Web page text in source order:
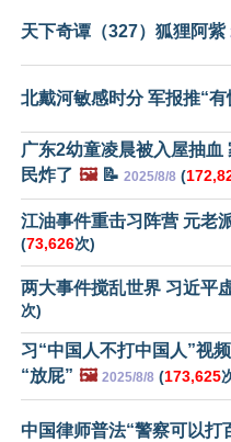
天下奇谭（327）狐狸阿紫
北戴河敏感时分 军报推“有
广东2幼童凌晨被入屋抽血
民炸了 🖼️📝 2025/8/8 (
江油事件重击习阵营 元老
(73,626次)
两大事件搅乱世界 习近平
次)
习“中国人不打中国人”视
“放屁” 🖼️ 2025/8/8 (173,625
中国律师普法“警察可以打